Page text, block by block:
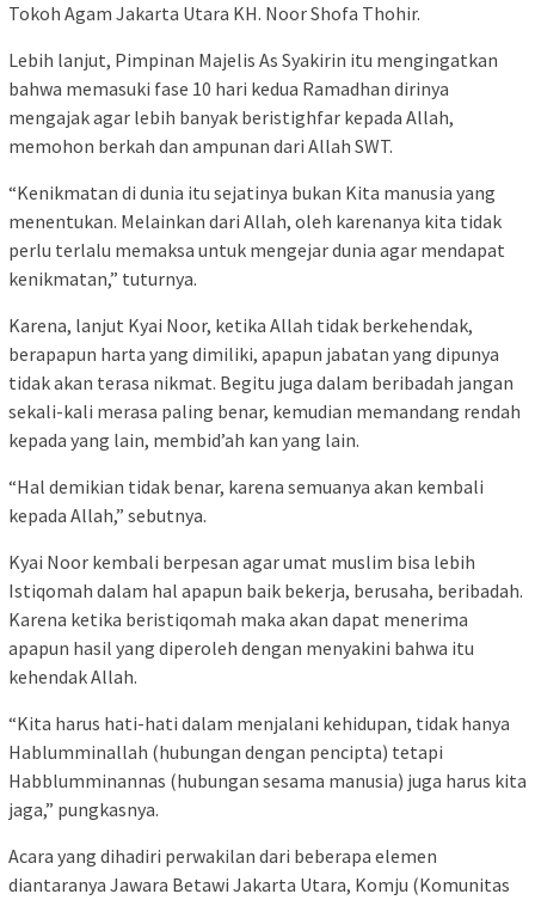
Tokoh Agam Jakarta Utara KH. Noor Shofa Thohir.
Lebih lanjut, Pimpinan Majelis As Syakirin itu mengingatkan
bahwa memasuki fase 10 hari kedua Ramadhan dirinya
mengajak agar lebih banyak beristighfar kepada Allah,
memohon berkah dan ampunan dari Allah SWT.
“Kenikmatan di dunia itu sejatinya bukan Kita manusia yang
menentukan. Melainkan dari Allah, oleh karenanya kita tidak
perlu terlalu memaksa untuk mengejar dunia agar mendapat
kenikmatan,” tuturnya.
Karena, lanjut Kyai Noor, ketika Allah tidak berkehendak,
berapapun harta yang dimiliki, apapun jabatan yang dipunya
tidak akan terasa nikmat. Begitu juga dalam beribadah jangan
sekali-kali merasa paling benar, kemudian memandang rendah
kepada yang lain, membid’ah kan yang lain.
“Hal demikian tidak benar, karena semuanya akan kembali
kepada Allah,” sebutnya.
Kyai Noor kembali berpesan agar umat muslim bisa lebih
Istiqomah dalam hal apapun baik bekerja, berusaha, beribadah.
Karena ketika beristiqomah maka akan dapat menerima
apapun hasil yang diperoleh dengan menyakini bahwa itu
kehendak Allah.
“Kita harus hati-hati dalam menjalani kehidupan, tidak hanya
Hablumminallah (hubungan dengan pencipta) tetapi
Habblumminannas (hubungan sesama manusia) juga harus kita
jaga,” pungkasnya.
Acara yang dihadiri perwakilan dari beberapa elemen
diantaranya Jawara Betawi Jakarta Utara, Komju (Komunitas